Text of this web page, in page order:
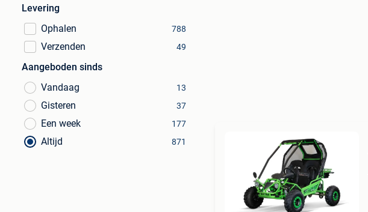
Levering
Ophalen
788
Verzenden 49
Aangeboden sinds
Vandaag
13
Gisteren 37
Een week 177
Altijd 871